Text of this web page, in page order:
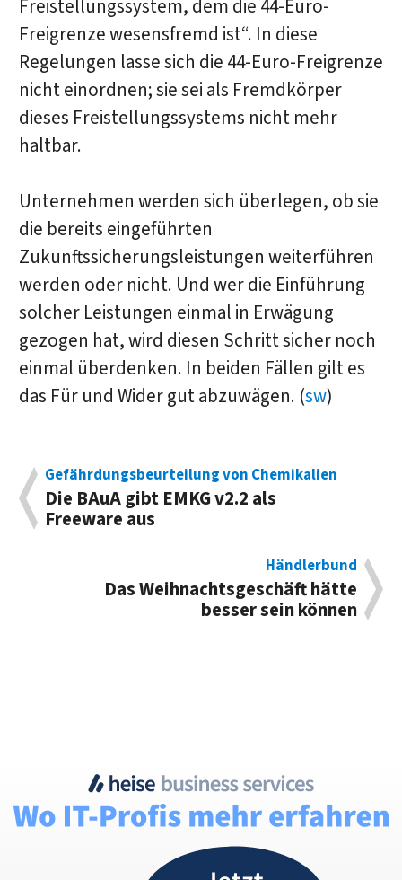
Freistellungssystem, dem die 44-Euro-
Freigrenze wesensfremd ist“. In diese
Regelungen lasse sich die 44-Euro-Freigrenze
nicht einordnen; sie sei als Fremdkörper
dieses Freistellungssystems nicht mehr
haltbar.
Unternehmen werden sich überlegen, ob sie
die bereits eingeführten
Zukunftssicherungsleistungen weiterführen
werden oder nicht. Und wer die Einführung
solcher Leistungen einmal in Erwägung
gezogen hat, wird diesen Schritt sicher noch
einmal überdenken. In beiden Fällen gilt es
das Für und Wider gut abzuwägen. (sw)
Gefährdungsbeurteilung von Chemikalien
Die BAuA gibt EMKG v2.2 als
Freeware aus
Händlerbund
Das Weihnachtsgeschäft hätte
besser sein können